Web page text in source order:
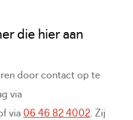
die hier aan
door contact op te
via
via 06 46 82 4002. Zij